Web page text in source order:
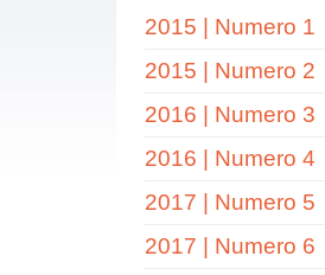
2015 | Numero 1
2015 | Numero 2
2016 | Numero 3
2016 | Numero 4
2017 | Numero 5
2017 | Numero 6